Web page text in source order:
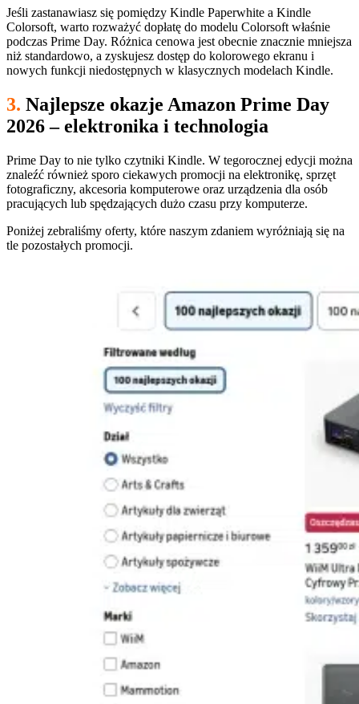
Jeśli zastanawiasz się pomiędzy Kindle Paperwhite a Kindle
Colorsoft, warto rozważyć dopłatę do modelu Colorsoft właśnie
podczas Prime Day. Różnica cenowa jest obecnie znacznie mniejsza
niż standardowo, a zyskujesz dostęp do kolorowego ekranu i
nowych funkcji niedostępnych w klasycznych modelach Kindle.
3. Najlepsze okazje Amazon Prime Day
2026 – elektronika i technologia
Prime Day to nie tylko czytniki Kindle. W tegorocznej edycji można
znaleźć również sporo ciekawych promocji na elektronikę, sprzęt
fotograficzny, akcesoria komputerowe oraz urządzenia dla osób
pracujących lub spędzających dużo czasu przy komputerze.
Poniżej zebraliśmy oferty, które naszym zdaniem wyróżniają się na
tle pozostałych promocji.